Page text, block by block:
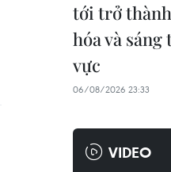
tới trở
hóa và sáng
vực
06/08/2026 23:33
VIDEO